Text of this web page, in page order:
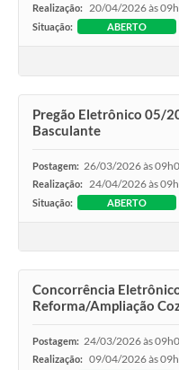
Realização: 20/04/2026 às
Situação: ABERTO
Pregão Eletrônico 05/
Basculante
Postagem: 26/03/2026 às
Realização: 24/04/2026 às
Situação: ABERTO
Concorrência
Reforma/Ampliação
Postagem: 24/03/2026 às
Realização: 09/04/2026 às